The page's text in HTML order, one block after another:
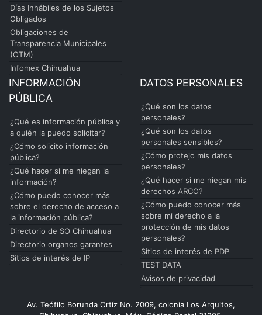
Días Inhábiles de los Sujetos
Obligados
Obligaciones de
Transparencia Municipales
(OTM)
Infomex Chihuahua
INFORMACIÓN
PÚBLICA
¿Qué es información pública y
a quién la puedo solicitar?
¿Cómo solicito información
pública?
¿Qué hacer si me niegan la
información?
¿Cómo puedo conocer más
sobre el derecho de acceso a
la información pública?
Directorio de SO Chihuahua
Directorio organos garantes
Sitios de interés de IP
DATOS PERSONALES
¿Qué son los datos
personales?
¿Qué son los datos
personales sensibles?
¿Cómo protejo mis datos
personales?
¿Qué hacer si me niegan mis
derechos ARCO?
¿Cómo puedo conocer más
sobre mi derecho a la
protección de mis datos
personales?
Sitios de interés de PDP
TEST DATA
Avisos de privacidad
Av. Teófilo Borunda Ortíz No. 2009, colonia Los Arquitos,